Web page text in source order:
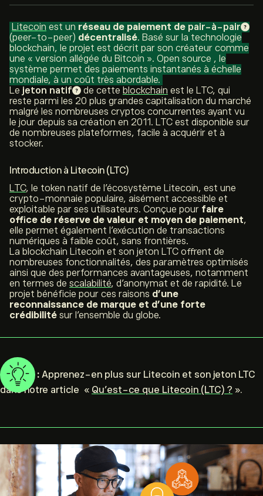
Litecoin est un réseau de paiement de pair-à-pair
(peer-to-peer) décentralisé. Basé sur la technologie
blockchain, le projet est décrit par son créateur comme
une « version allégée du Bitcoin ». Open source , le
système permet des paiements instantanés à échelle
mondiale, à un coût très abordable.
Le jeton natif de cette blockchain est le LTC, qui
reste parmi les 20 plus grandes capitalisation du marché
malgré les nombreuses cryptos concurrentes ayant vu
le jour depuis sa création en 2011. LTC est disponible sur
de nombreuses plateformes, facile à acquérir et à
stocker.
Introduction à Litecoin (LTC)
LTC, le token natif de l’écosystème Litecoin, est une
crypto-monnaie populaire, aisément accessible et
exploitable par ses utilisateurs. Conçue pour faire
office de réserve de valeur et moyen de paiement,
elle permet également l’exécution de transactions
numériques à faible coût, sans frontières.
La blockchain Litecoin et son jeton LTC offrent de
nombreuses fonctionnalités, des paramètres optimisés
ainsi que des performances avantageuses, notamment
en termes de scalabilité, d’anonymat et de rapidité. Le
projet bénéficie pour ces raisons d’une
reconnaissance de marque et d’une forte
crédibilité sur l’ensemble du globe.
Conseil : Apprenez-en plus sur Litecoin et son jeton LTC
dans notre article « Qu’est-ce que Litecoin (LTC) ? ».